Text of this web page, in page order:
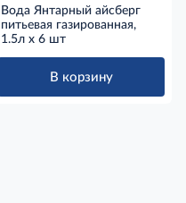
Вода Янтарный айсберг
питьевая газированная,
1.5л x 6 шт
В корзину